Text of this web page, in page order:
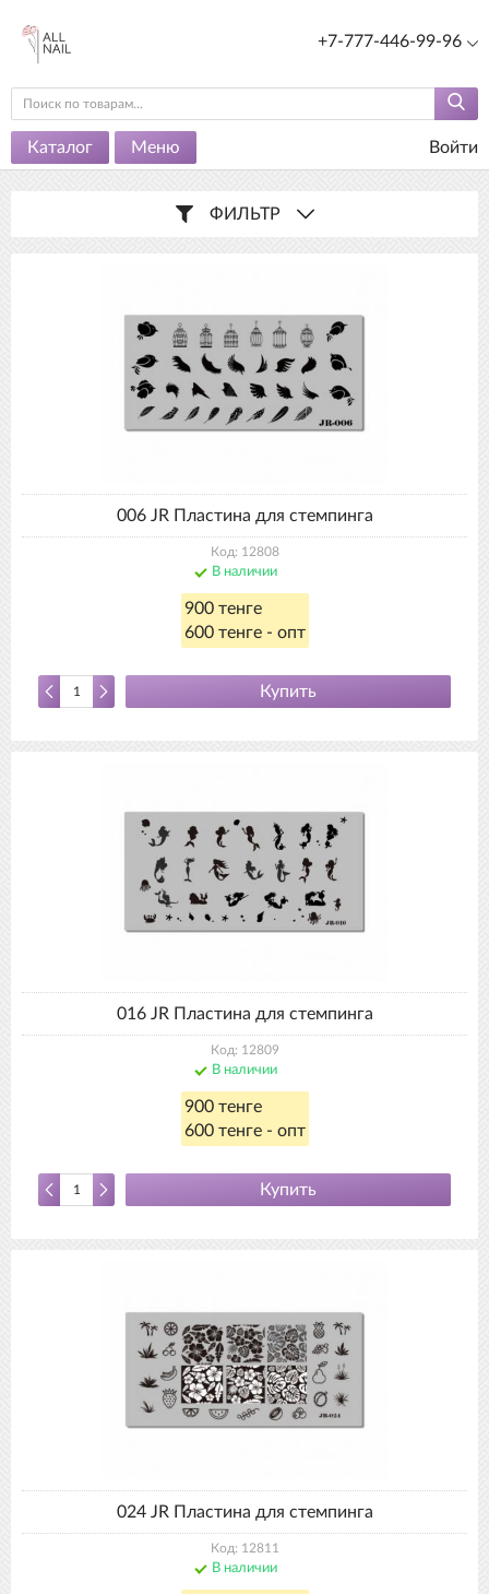
+7-777-446-99-96
Каталог Меню Войти
ФИЛЬТР
006 JR Пластина для стемпинга
Код: 12808
В наличии
900 тенге
600 тенге - опт
Купить
016 JR Пластина для стемпинга
Код: 12809
В наличии
900 тенге
600 тенге - опт
Купить
024 JR Пластина для стемпинга
Код: 12811
В наличии